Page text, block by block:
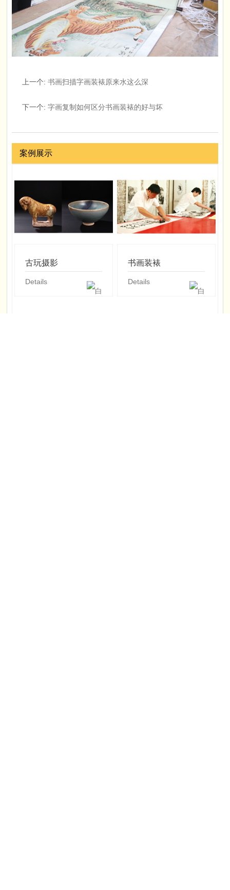
上一个: 书画扫描字画装裱原来水这么深
下一个: 字画复制如何区分书画装裱的好与坏
案例展示
古玩摄影
Details
书画装裱
Details